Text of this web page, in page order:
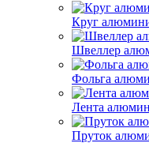
Круг
Швеллер
Фольга
Лента
Пруток